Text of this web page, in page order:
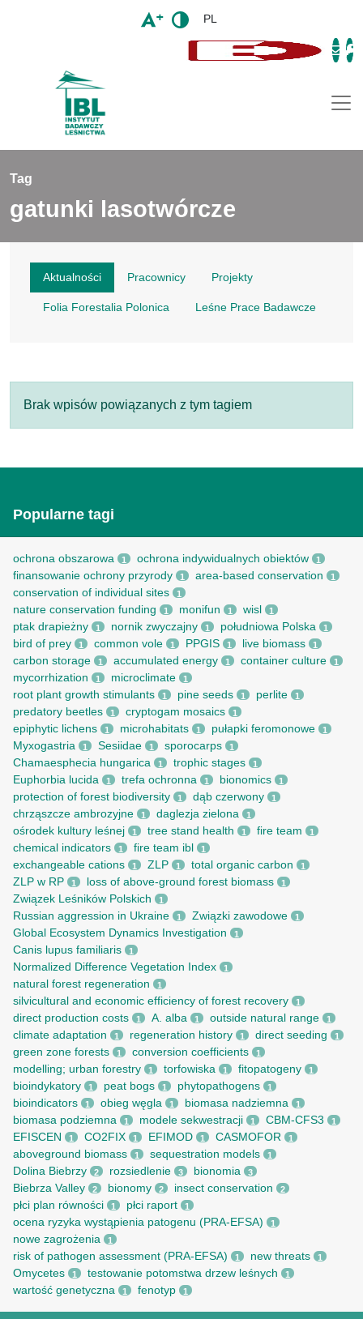
PL
Tag
gatunki lasotwórcze
Aktualności Pracownicy Projekty
Folia Forestalia Polonica Leśne Prace Badawcze
Brak wpisów powiązanych z tym tagiem
Popularne tagi
ochrona obszarowa 1 ochrona indywidualnych obiektów 1
finansowanie ochrony przyrody 1 area-based conservation 1
conservation of individual sites 1
nature conservation funding 1 monifun 1 wisl 1
ptak drapieżny 1 nornik zwyczajny 1 południowa Polska 1
bird of prey 1 common vole 1 PPGIS 1 live biomass 1
carbon storage 1 accumulated energy 1 container culture 1
mycorrhization 1 microclimate 1
root рlant growth stimulants 1 pine seeds 1 perlite 1
predatory beetles 1 cryptogam mosaics 1
epiphytic lichens 1 microhabitats 1 pułapki feromonowe 1
Myxogastria 1 Sesiidae 1 sporocarps 1
Chamaesphecia hungarica 1 trophic stages 1
Euphorbia lucida 1 trefa ochronna 1 bionomics 1
protection of forest biodiversity 1 dąb czerwony 1
chrząszcze ambrozyjne 1 daglezja zielona 1
ośrodek kultury leśnej 1 tree stand health 1 fire team 1
chemical indicators 1 fire team ibl 1
exchangeable cations 1 ZLP 1 total organic carbon 1
ZLP w RP 1 loss of above-ground forest biomass 1
Związek Leśników Polskich 1
Russian aggression in Ukraine 1 Związki zawodowe 1
Global Ecosystem Dynamics Investigation 1
Canis lupus familiaris 1
Normalized Difference Vegetation Index 1
natural forest regeneration 1
silvicultural and economic efficiency of forest recovery 1
direct production costs 1 A. alba 1 outside natural range 1
climate adaptation 1 regeneration history 1 direct seeding 1
green zone forests 1 conversion coefficients 1
modelling; urban forestry 1 torfowiska 1 fitopatogeny 1
bioindykatory 1 peat bogs 1 phytopathogens 1
bioindicators 1 obieg węgla 1 biomasa nadziemna 1
biomasa podziemna 1 modele sekwestracji 1 CBM-CFS3 1
EFISCEN 1 CO2FIX 1 EFIMOD 1 CASMOFOR 1
aboveground biomass 1 sequestration models 1
Dolina Biebrzy 2 rozsiedlenie 3 bionomia 3
Biebrza Valley 2 bionomy 2 insect conservation 2
płci plan równości 1 płci raport 1
ocena ryzyka wystąpienia patogenu (PRA-EFSA) 1
nowe zagrożenia 1
risk of pathogen assessment (PRA-EFSA) 1 new threats 1
Omycetes 1 testowanie potomstwa drzew leśnych 1
wartość genetyczna 1 fenotyp 1